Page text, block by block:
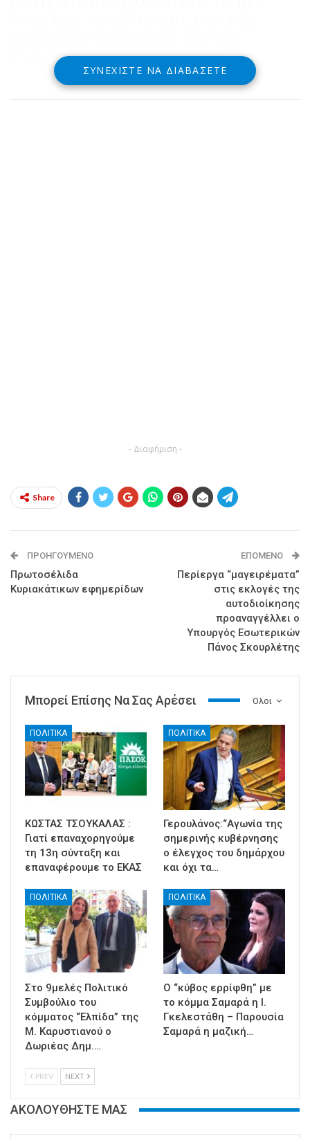
προσφέρω τη βοήθειά μου».
ΣΥΝΕΧΊΣΤΕ ΝΑ ΔΙΑΒΆΣΕΤΕ
- Διαφήμιση -
Share
ΠΡΟΗΓΟΎΜΕΝΟ
Πρωτοσέλιδα
Κυριακάτικων εφημερίδων
ΕΠΌΜΕΝΟ
Περίεργα “μαγειρέματα”
στις εκλογές της
αυτοδιοίκησης
προαναγγέλλει ο
Υπουργός Εσωτερικών
Πάνος Σκουρλέτης
Ολοι
Μπορεί Επίσης Να Σας Αρέσει
ΠΟΛΙΤΙΚΑ
ΚΩΣΤΑΣ ΤΣΟΥΚΑΛΑΣ :
Γιατί επαναχορηγούμε
τη 13η σύνταξη και
επαναφέρουμε το ΕΚΑΣ
ΠΟΛΙΤΙΚΑ
Γερουλάνος:“Αγωνία της
σημερινής κυβέρνησης
ο έλεγχος του δημάρχου
και όχι τα…
ΠΟΛΙΤΙΚΑ
Στο 9μελές Πολιτικό
Συμβούλιο του
κόμματος “Ελπίδα” της
Μ. Καρυστιανού ο
Δωριέας Δημ.…
ΠΟΛΙΤΙΚΑ
Ο “κύβος ερρίφθη” με
το κόμμα Σαμαρά η Ι.
Γκελεστάθη – Παρουσία
Σαμαρά η μαζική…
PREV NEXT
ΑΚΟΛΟΥΘΗΣΤΕ ΜΑΣ